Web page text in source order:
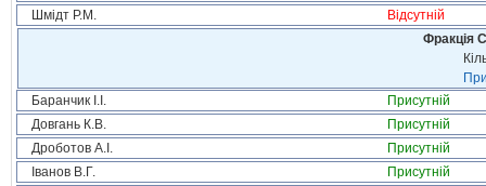
Шмідт Р.М.
Відсутній
Фракція
Баранчик І.І.
Присутній
Довгань К.В.
Присутній
Дроботов А.І.
Присутній
Іванов В.Г.
Присутній